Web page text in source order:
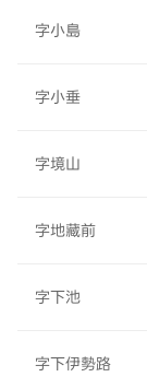
字小島
字小垂
字境山
字地藏前
字下池
字下伊勢路